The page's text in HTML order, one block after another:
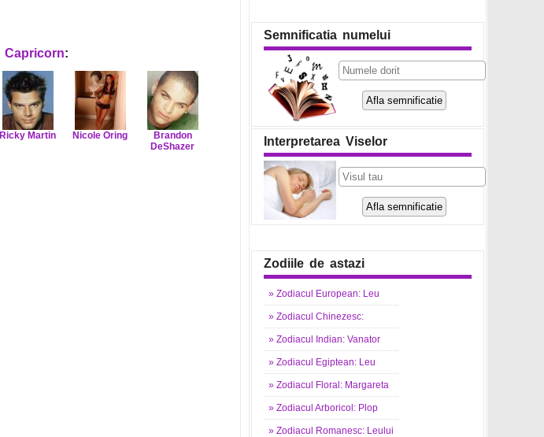
Capricorn:
Ricky Martin Nicole Oring
Brandon
DeShazer
Semnificatia numelui
Interpretarea Viselor
Zodiile de astazi
» Zodiacul European: Leu
» Zodiacul Chinezesc:
» Zodiacul Indian: Vanator
» Zodiacul Egiptean: Leu
» Zodiacul Floral: Margareta
» Zodiacul Arboricol: Plop
» Zodiacul Romanesc: Leului